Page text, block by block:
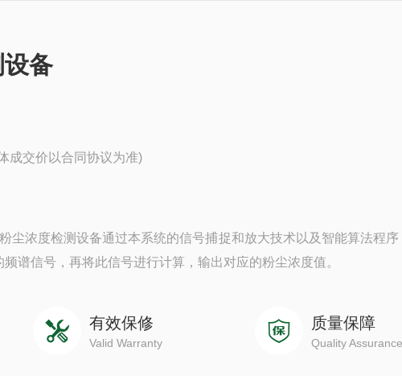
备
成交价以合同协议为准)
尘浓度检测设备通过本系统的信号捕捉和放大技术以及智能算法程
谱信号，再将此信号进行计算，输出对应的粉尘浓度值。
有效保修
Valid Warranty
质量保障
Quality Assurance